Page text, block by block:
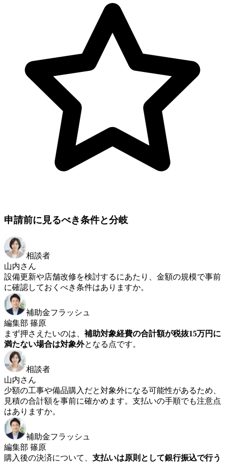
申請前に見るべき条件と分岐
相談者
山内さん
設備更新や店舗改修を検討するにあたり、金額の規模で事前
に確認しておくべき条件はありますか。
補助金フラッシュ
編集部 篠原
まず押さえたいのは、 補助対象経費の合計額が税抜15万円に
満たない場合は対象外となる点です。
相談者
山内さん
少額の工事や備品購入だと対象外になる可能性があるため、
見積の合計額を事前に確かめます。支払いの手順でも注意点
はありますか。
補助金フラッシュ
編集部 篠原
購入後の決済について、 支払いは原則として銀行振込で行う